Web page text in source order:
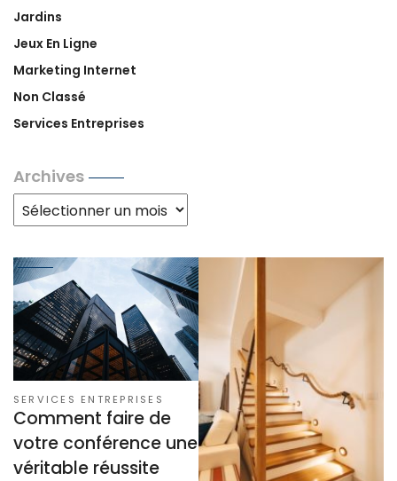
Jardins
Jeux En Ligne
Marketing Internet
Non Classé
Services Entreprises
Archives
Archives
SERVICES ENTREPRISES
Comment faire de
votre conférence une
véritable réussite